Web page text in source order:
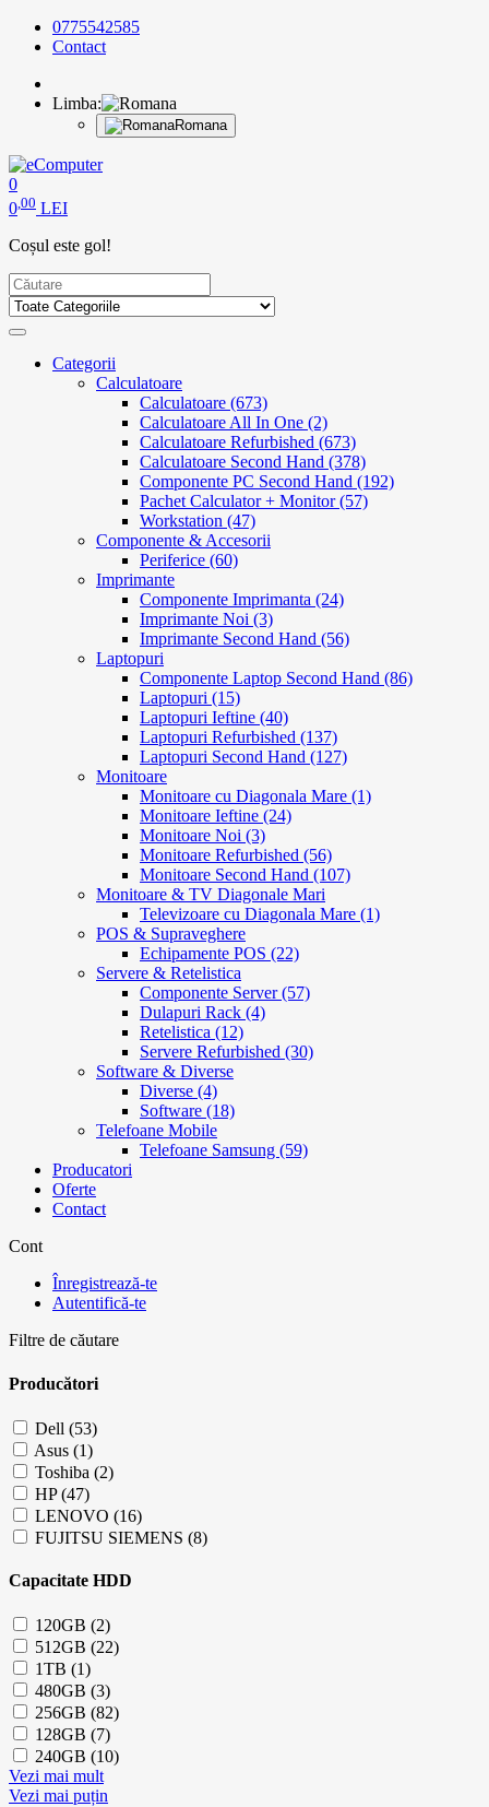
0775542585
Contact
Limba:
Romana
0
0,00 LEI
Coșul este gol!
Categorii
Calculatoare
Calculatoare (673)
Calculatoare All In One (2)
Calculatoare Refurbished (673)
Calculatoare Second Hand (378)
Componente PC Second Hand (192)
Pachet Calculator + Monitor (57)
Workstation (47)
Componente & Accesorii
Periferice (60)
Imprimante
Componente Imprimanta (24)
Imprimante Noi (3)
Imprimante Second Hand (56)
Laptopuri
Componente Laptop Second Hand (86)
Laptopuri (15)
Laptopuri Ieftine (40)
Laptopuri Refurbished (137)
Laptopuri Second Hand (127)
Monitoare
Monitoare cu Diagonala Mare (1)
Monitoare Ieftine (24)
Monitoare Noi (3)
Monitoare Refurbished (56)
Monitoare Second Hand (107)
Monitoare & TV Diagonale Mari
Televizoare cu Diagonala Mare (1)
POS & Supraveghere
Echipamente POS (22)
Servere & Retelistica
Componente Server (57)
Dulapuri Rack (4)
Retelistica (12)
Servere Refurbished (30)
Software & Diverse
Diverse (4)
Software (18)
Telefoane Mobile
Telefoane Samsung (59)
Producatori
Oferte
Contact
Cont
Înregistrează-te
Autentifică-te
Filtre de căutare
Producători
Dell (53)
Asus (1)
Toshiba (2)
HP (47)
LENOVO (16)
FUJITSU SIEMENS (8)
Capacitate HDD
120GB (2)
512GB (22)
1TB (1)
480GB (3)
256GB (82)
128GB (7)
240GB (10)
Vezi mai mult
Vezi mai puțin